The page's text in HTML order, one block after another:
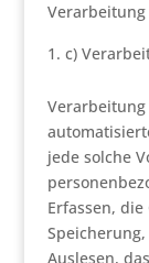
c)
jede solche
Erfassen,
Auslesen,